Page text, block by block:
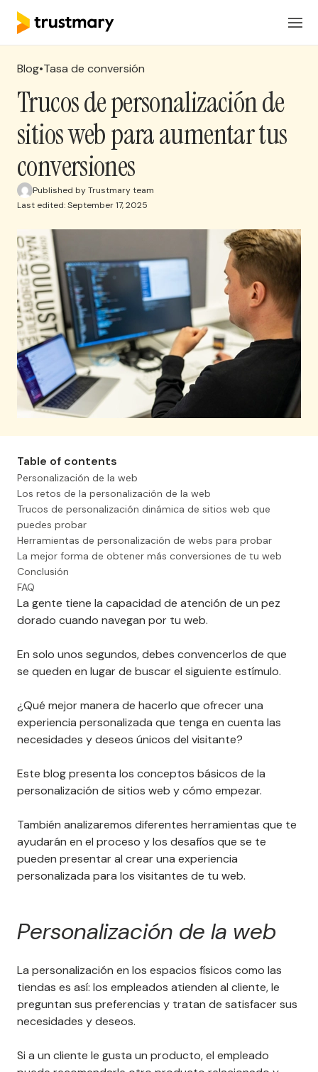
Productos
Soluciones
Precios
Solicita una reunion
ES
Iniciar Sesión
Blog•Tasa de conversión
Trucos de personalización de
sitios web para aumentar tus
conversiones
Published by Trustmary team
Last edited: September 17, 2025
Table of contents
Personalización de la web
Los retos de la personalización de la web
Trucos de personalización dinámica de sitios web que
puedes probar
Herramientas de personalización de webs para probar
La mejor forma de obtener más conversiones de tu web
Conclusión
FAQ
La gente tiene la capacidad de atención de un pez
dorado cuando navegan por tu web.
En solo unos segundos, debes convencerlos de que
se queden en lugar de buscar el siguiente estímulo.
¿Qué mejor manera de hacerlo que ofrecer una
experiencia personalizada que tenga en cuenta las
necesidades y deseos únicos del visitante?
Este blog presenta los conceptos básicos de la
personalización de sitios web y cómo empezar.
También analizaremos diferentes herramientas que te
ayudarán en el proceso y los desafíos que se te
pueden presentar al crear una experiencia
personalizada para los visitantes de tu web.
Personalización de la web
La personalización en los espacios físicos como las
tiendas es así: los empleados atienden al cliente, le
preguntan sus preferencias y tratan de satisfacer sus
necesidades y deseos.
Si a un cliente le gusta un producto, el empleado